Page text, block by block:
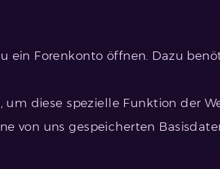
ein Forenkonto öffnen. Dazu
diese spezielle Funktion der
von uns gespeicherten